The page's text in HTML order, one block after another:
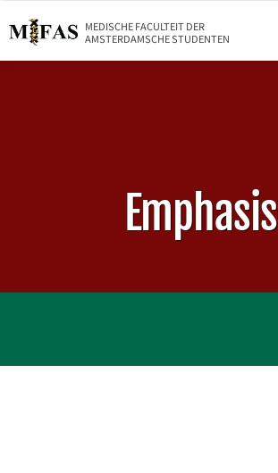
MEDISCHE FACULTEIT DER
AMSTERDAMSCHE STUDENTEN
Emphasis